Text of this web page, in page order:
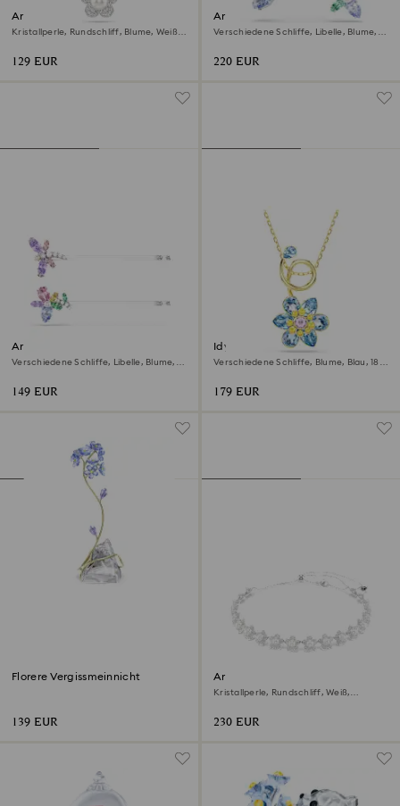
Ariana Grande x Swarovski
Anhänger
Kristallperle, Rundschliff, Blume, Weiß,
129 EUR
Ariana Grande x Swarovski
Drop-Ohrhänger mit Ohrring
Verschiedene Schliffe, Libelle, Blume,
220 EUR
Ariana Grande x Swarovski
Haarnadel
Verschiedene Schliffe, Libelle, Blume,
149 EUR
Idyllia Anhänger
Verschiedene Schliffe, Blume, Blau, 18K
179 EUR
Florere Vergissmeinnicht
139 EUR
Ariana Grande x Swarovski
Halsband
Kristallperle, Rundschliff, Weiß,
230 EUR